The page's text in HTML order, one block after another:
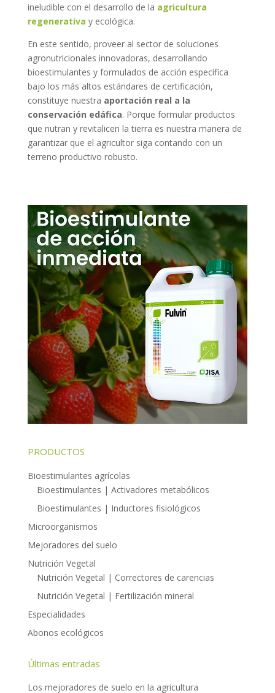
ineludible con el desarrollo de la agricultura
regenerativa y ecológica.
En este sentido, proveer al sector de soluciones
agronutricionales innovadoras, desarrollando
bioestimulantes y formulados de acción específica
bajo los más altos estándares de certificación,
constituye nuestra aportación real a la
conservación edáfica. Porque formular productos
que nutran y revitalicen la tierra es nuestra manera de
garantizar que el agricultor siga contando con un
terreno productivo robusto.
PRODUCTOS
Bioestimulantes agrícolas
Bioestimulantes | Activadores metabólicos
Bioestimulantes | Inductores fisiológicos
Microorganismos
Mejoradores del suelo
Nutrición Vegetal
Nutrición Vegetal | Correctores de carencias
Nutrición Vegetal | Fertilización mineral
Especialidades
Abonos ecológicos
Últimas entradas
Los mejoradores de suelo en la agricultura